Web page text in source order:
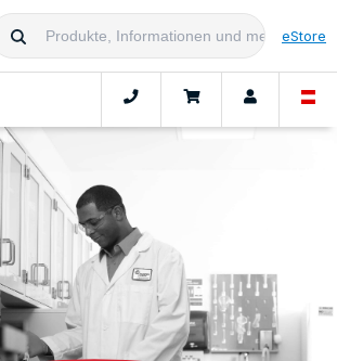
eStore